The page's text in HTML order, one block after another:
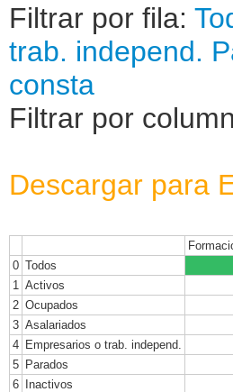
Filtrar por fila:
trab. independ.
consta
Filtrar por
Descargar para
0 Todos
1 Activos
2 Ocupados
3 Asalariados
4 Empresarios o trab. independ.
5 Parados
6 Inactivos